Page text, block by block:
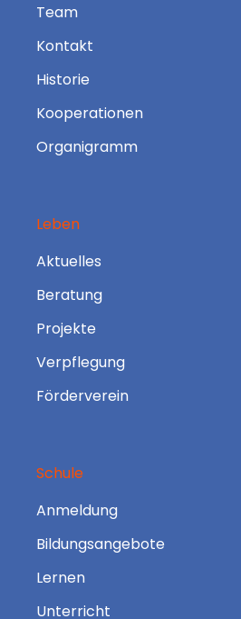
Team
Kontakt
Historie
Kooperationen
Organigramm
Leben
Aktuelles
Beratung
Projekte
Verpflegung
Förderverein
Schule
Anmeldung
Bildungsangebote
Lernen
Unterricht